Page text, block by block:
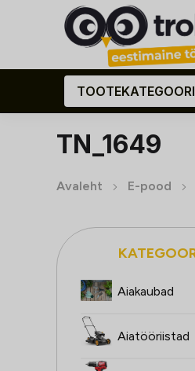
TN_1649
Avaleht E-pood
Aiakaubad
Aiatööriistad